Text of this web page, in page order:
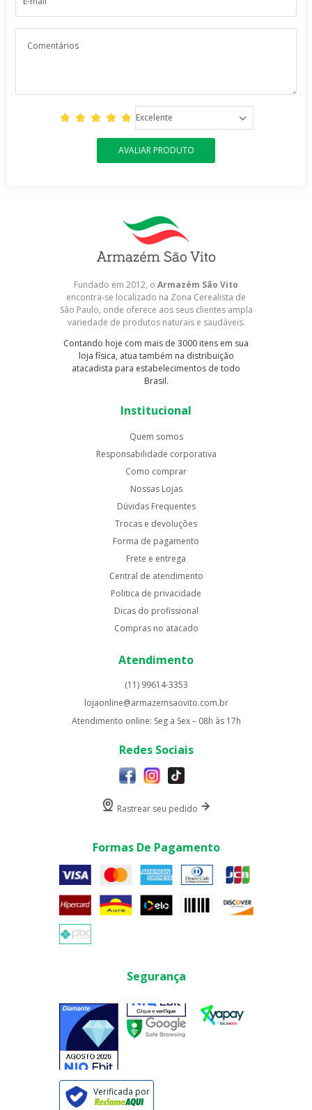
Excelente
AVALIAR PRODUTO
Fundado em 2012, o Armazém São Vito
encontra-se localizado na Zona Cerealista de
São Paulo, onde oferece aos seus clientes ampla
variedade de produtos naturais e saudáveis.
Contando hoje com mais de 3000 itens em sua
loja física, atua também na distribuição
atacadista para estabelecimentos de todo
Brasil.
Institucional
Quem somos
Responsabilidade corporativa
Como comprar
Nossas Lojas
Dúvidas Frequentes
Trocas e devoluções
Forma de pagamento
Frete e entrega
Central de atendimento
Politica de privacidade
Dicas do profissional
Compras no atacado
Atendimento
(11) 99614-3353
lojaonline@armazemsaovito.com.br
Atendimento online: Seg a Sex – 08h às 17h
Redes Sociais
Rastrear seu pedido
Formas De Pagamento
Segurança
Verificada por